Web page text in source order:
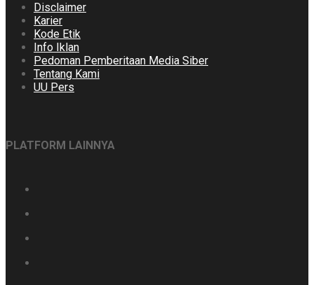
Disclaimer
Karier
Kode Etik
Info Iklan
Pedoman Pemberitaan Media Siber
Tentang Kami
UU Pers
PLATFORM LAINNYA